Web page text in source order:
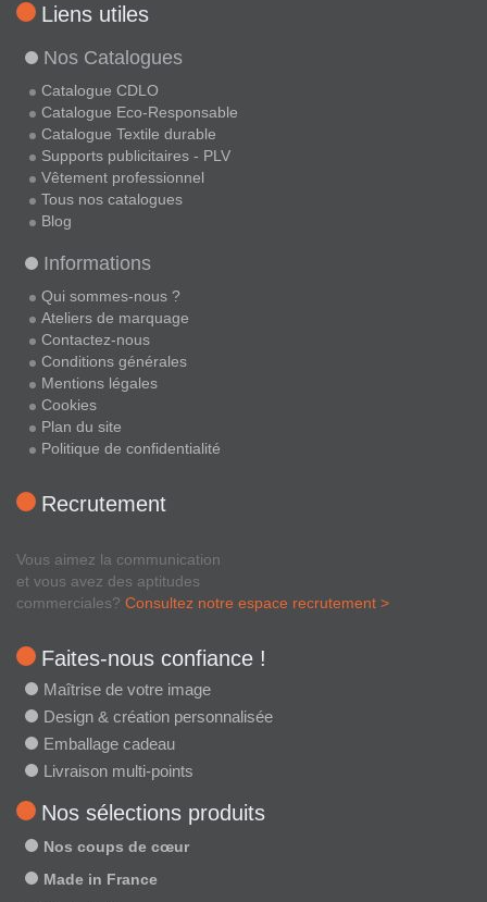
Liens utiles
Nos Catalogues
Catalogue CDLO
Catalogue Eco-Responsable
Catalogue Textile durable
Supports publicitaires - PLV
Vêtement professionnel
Tous nos catalogues
Blog
Informations
Qui sommes-nous ?
Ateliers de marquage
Contactez-nous
Conditions générales
Mentions légales
Cookies
Plan du site
Politique de confidentialité
Recrutement
Vous aimez la communication
et vous avez des aptitudes
commerciales? Consultez notre espace recrutement >
Faites-nous confiance !
Maîtrise de votre image
Design & création personnalisée
Emballage cadeau
Livraison multi-points
Nos sélections produits
Nos coups de cœur
Made in France